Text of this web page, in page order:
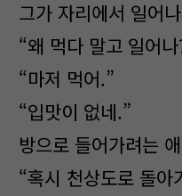
그가 자리에서 일어
“왜 먹다 말고 일어나
“마저 먹어.”
“입맛이 없네.”
방으로 들어가려는
“혹시 천상도로 돌